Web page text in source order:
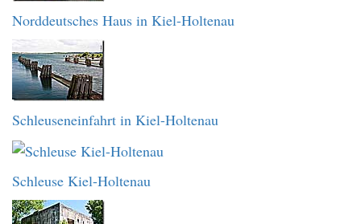
Norddeutsches Haus in Kiel-Holtenau
Schleuseneinfahrt in Kiel-Holtenau
Schleuse Kiel-Holtenau